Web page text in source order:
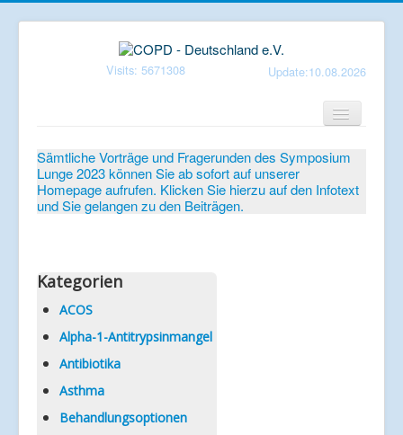
Visits: 5671308 Update:10.08.2026
Verein
Patientenbroschüren
Mediathek
Aktuelles
Veranstaltungen
Informationen
Sämtliche Vorträge und Fragerunden des Symposium
Lunge 2023 können Sie ab sofort auf unserer
Homepage aufrufen. Klicken Sie hierzu auf den Infotext
und Sie gelangen zu den Beiträgen.
Kategorien
ACOS
Alpha-1-Antitrypsinmangel
Antibiotika
Asthma
Behandlungsoptionen